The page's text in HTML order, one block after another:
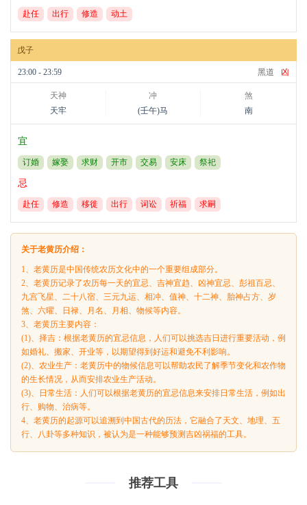
赴任 出行 修造 动土
戊子
23:00 - 23:59 黑道 凶
天神
天牢
冲
(壬午)马
煞
南
宜
订婚 嫁娶 求财 开市 交易 安床 祭祀
忌
赴任 修造 移徙 出行 词讼 祈福 求嗣
关于老黄历介绍：
1、老黄历是中国传统农历文化中的一个重要组成部分。
2、老黄历记录了农历每一天的宜忌、吉神宜趋、凶神宜忌、彭祖百忌、
九宫飞星、二十八宿、三元九运、相冲、值神、十二神、胎神占方、岁
煞、六曜、日禄、月名、月相、物候等内容。
3、老黄历主要内容：
(1)、择吉：根据老黄历的宜忌信息，人们可以挑选吉日进行重要活动，例
如婚礼、搬家、开业等，以期望得到好运和避免不利影响。
(2)、农业生产：老黄历中的物候信息可以帮助农民了解季节变化和农作物
的生长情况，从而安排农业生产活动。
(3)、日常生活：人们可以根据老黄历的宜忌信息来安排日常生活，例如出
行、购物、治病等。
4、老黄历的起源可以追溯到中国古代的历法，它融合了天文、地理、五
行、八卦等多种知识，被认为是一种能够预测吉凶祸福的工具。
推荐工具